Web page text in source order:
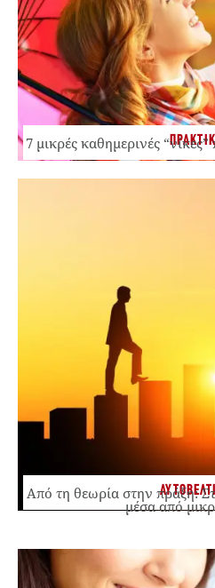
7 μικρές καθημερινές
Από τη θεωρία στην πράξη:
μέσα από